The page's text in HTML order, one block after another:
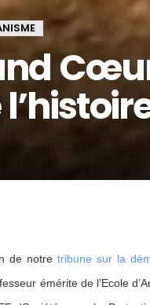
de notre tribune sur la
émérite de l’Ecole